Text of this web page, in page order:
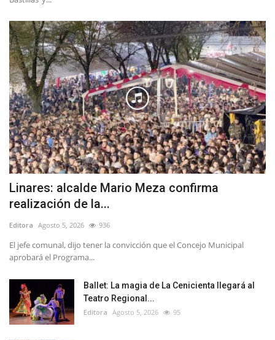
Linares: alcalde Mario Meza confirma
realización de la...
Editora Agosto 5, 2026 936
El jefe comunal, dijo tener la convicción que el Concejo Municipal
aprobará el Programa...
Ballet: La magia de La Cenicienta llegará al
Teatro Regional...
Editora Agosto 5, 2026 95